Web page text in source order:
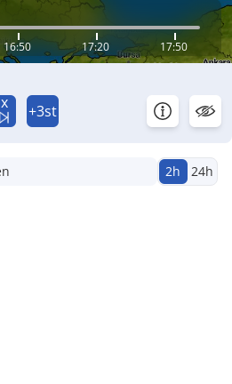
16:50 17:20 17:50
+3st
2h 24h